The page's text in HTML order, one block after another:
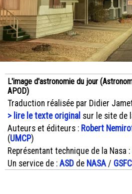
L'image d'astronomie du jour
APOD)
Traduction réalisée par Didier
> lire le texte original sur le site de
Auteurs et éditeurs : Robert
(UMCP)
Représentant technique de la Nasa :
Un service de : ASD de NASA / GSFC